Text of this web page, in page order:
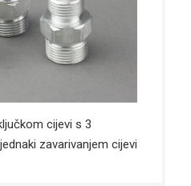
cijevi s 3
zavarivanjem cijevi